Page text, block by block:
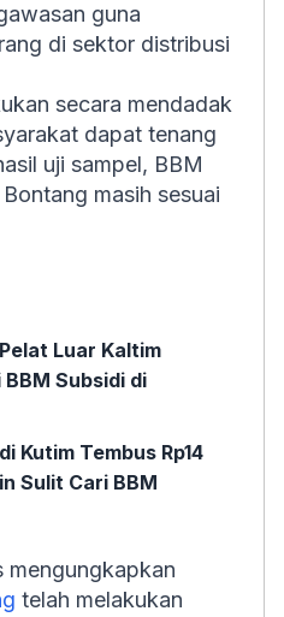
guna
di sektor distribusi
secara mendadak
dapat tenang
uji sampel, BBM
masih sesuai
Luar Kaltim
Subsidi di
Kutim Tembus Rp14
Sulit Cari BBM
mengungkapkan
telah melakukan